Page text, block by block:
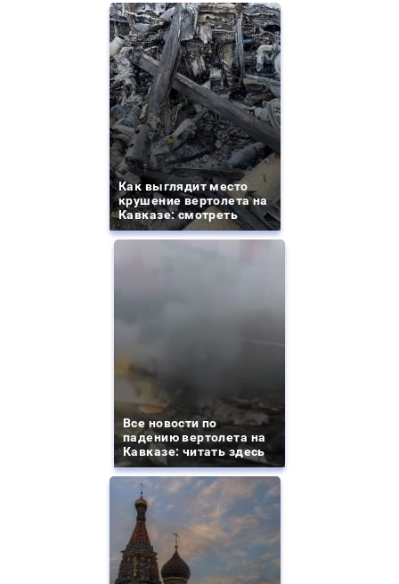
Как выглядит место
крушение вертолета на
Кавказе: смотреть
Все новости по
падению вертолета на
Кавказе: читать здесь